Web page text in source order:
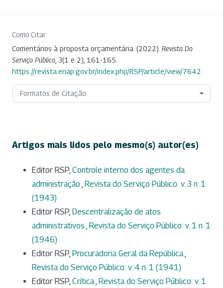
Como Citar
Comentários à proposta orçamentária. (2022). Revista Do
Serviço Público 3(1 e 2), 161-165.
https://revista.enap.gov.br/index.php/RSP/article/view/7642
Formatos de Citação
Artigos mais lidos pelo mesmo(s) autor(es)
Editor RSP, Controle interno dos agentes da
administração , Revista do Serviço Público: v. 3 n. 1
(1943)
Editor RSP, Descentralização de atos
administrativos , Revista do Serviço Público: v. 1 n. 1
(1946)
Editor RSP, Procuradoria Geral da República,
Revista do Serviço Público: v. 4 n. 1 (1941)
Editor RSP, Crítica, Revista do Serviço Público: v. 1